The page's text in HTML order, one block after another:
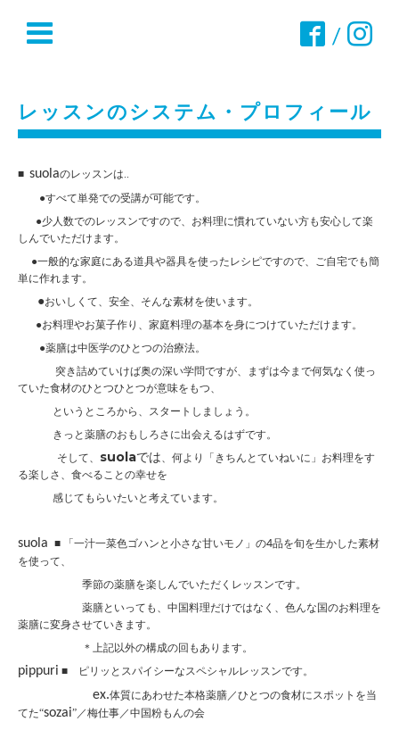
/
レッスンのシステム・プロフィール
■ suolaのレッスンは..
●すべて単発での受講が可能です。
●少人数でのレッスンですので、お料理に慣れていない方も安心して楽
しんでいただけます。
●一般的な家庭にある道具や器具を使ったレシピですので、ご自宅でも簡
単に作れます。
●おいしくて、安全、そんな素材を使います。
●お料理やお菓子作り、家庭料理の基本を身につけていただけます。
●薬膳は中医学のひとつの治療法。
突き詰めていけば奥の深い学問ですが、まずは今まで何気なく使っ
ていた食材のひとつひとつが意味をもつ、
というところから、スタートしましょう。
きっと薬膳のおもしろさに出会えるはずです。
そして、 suolaでは、何より「きちんとていねいに」お料理をす
る楽しさ、食べることの幸せを
感じてもらいたいと考えています。
suola ■ 「一汁一菜色ゴハンと小さな甘いモノ」の4品を旬を生かした素材
を使って、
季節の薬膳を楽しんでいただくレ ッスンです。
薬膳といっても、中国料理だけではなく、色んな国のお料理を
薬膳に変身させていきます。
＊上記以外の構成の回もあります。
pippuri ■ ピリッとスパイシーなスペシャルレッスンです。
ex.体質にあわせた本格薬膳／ひとつの食材にスポットを当
てた“sozai”／梅仕事／中国粉もんの会